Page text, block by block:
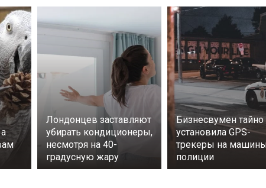
Лондонцев заставляют
убирать кондиционеры,
несмотря на 40-
градусную жару
Бизнесвумен тайно
установила GPS-
трекеры на
полиции